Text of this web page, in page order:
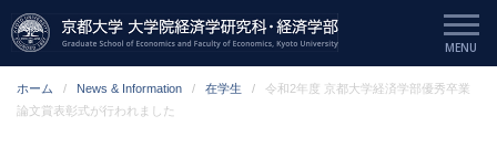
ホーム News & Information 在学生
令和2年度 京都大学経済学部優秀卒業
論文賞表彰式が行われました